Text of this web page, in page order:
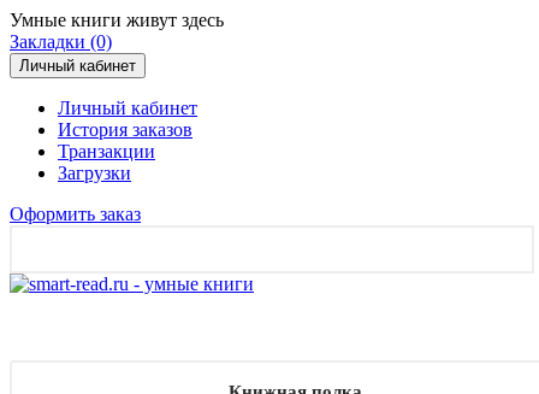
Умные книги живут здесь
Закладки (0)
Личный кабинет
Личный кабинет
История заказов
Транзакции
Загрузки
Оформить заказ